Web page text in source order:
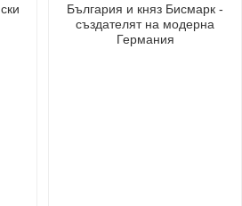
България и княз Бисмарк -
създателят на модерна
Германия